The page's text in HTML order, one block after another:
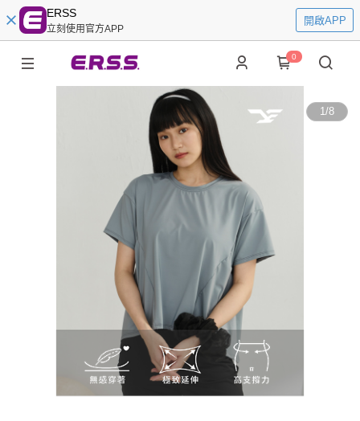
ERSS
立刻使用官方APP
開啟APP
0
1/8